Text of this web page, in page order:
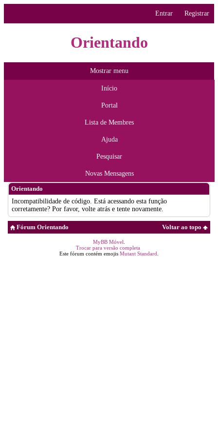
Entrar Registrar
Orientando
Mostrar menu
Início
Portal
Lista de Membres
Ajuda
Pesquisar
Novas Mensagens
Orientando
Incompatibilidade de código. Está acessando esta função
corretamente? Por favor, volte atrás e tente novamente.
Voltar ao topo
Fórum Orientando
MyBB Móvel
Trocar para versão completa
Este fórum contém emojis Mutant Standard